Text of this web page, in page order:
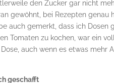
den Zucker gar nicht
gewöhnt, bei Rezepten genau
auch gemerkt, dass ich
Tomaten zu kochen, war ein
auch wenn es etwas mehr
geschafft